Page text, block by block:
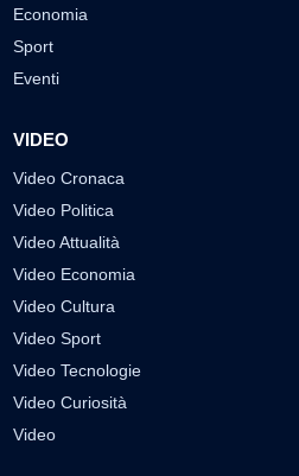
Economia
Sport
Eventi
VIDEO
Video Cronaca
Video Politica
Video Attualità
Video Economia
Video Cultura
Video Sport
Video Tecnologie
Video Curiosità
Video